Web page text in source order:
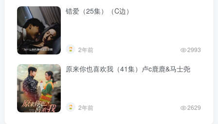
错爱（25集）（C边）
2年前 2993
原来你也喜欢我（41集）卢c鹿鹿&马士尧
2年前 2629